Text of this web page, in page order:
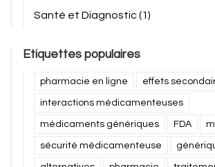
Santé et Diagnostic(1)
Etiquettes populaires
pharmacie en ligne effets
interactions médicamenteuses
médicaments génériques FDA
sécurité médicamenteuse